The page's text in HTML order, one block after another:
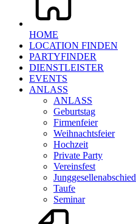
HOME
LOCATION FINDEN
PARTYFINDER
DIENSTLEISTER
EVENTS
ANLASS
ANLASS
Geburtstag
Firmenfeier
Weihnachtsfeier
Hochzeit
Private Party
Vereinsfest
Junggesellenabschied
Taufe
Seminar